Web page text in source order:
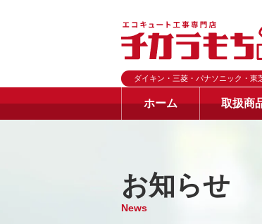
ダイキン・三菱・パナソニック・東
ホーム 取扱商
お知らせ
News